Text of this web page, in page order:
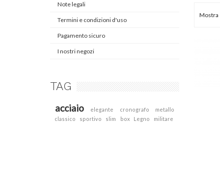
Mostra
Note legali
Termini e condizioni d'uso
Pagamento sicuro
I nostri negozi
TAG
acciaio elegante cronografo
metallo
classico
sportivo slim box Legno militare